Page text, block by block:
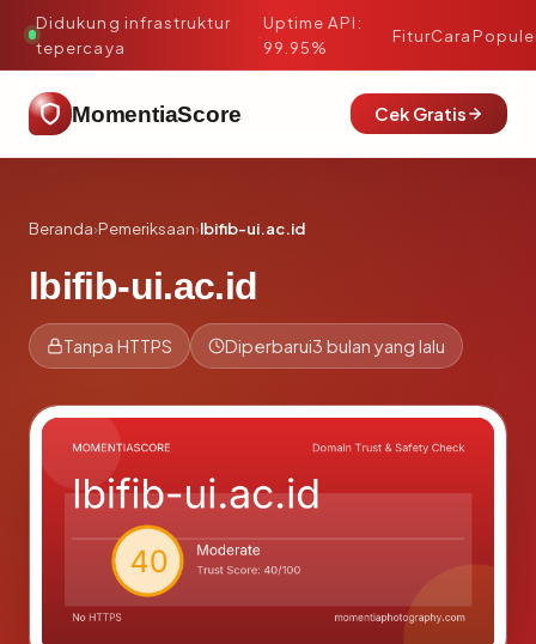
Didukung infrastruktur
tepercaya
·
Uptime API:
99.95%
FiturCara
MomentiaScore Cek Gratis
Beranda›Pemeriksaan›lbifib-ui.ac.id
lbifib-ui.ac.id
Tanpa HTTPS Diperbarui3 bulan yang lalu